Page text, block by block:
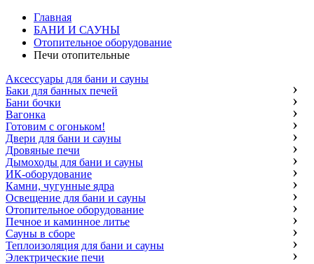
Главная
БАНИ И САУНЫ
Отопительное оборудование
Печи отопительные
Аксессуары для бани и сауны
Баки для банных печей
Бани бочки
Вагонка
Готовим с огоньком!
Двери для бани и сауны
Дровяные печи
Дымоходы для бани и сауны
ИК-оборудование
Камни, чугунные ядра
Освещение для бани и сауны
Отопительное оборудование
Печное и каминное литье
Сауны в сборе
Теплоизоляция для бани и сауны
Электрические печи